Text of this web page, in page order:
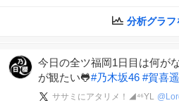
分析グラフ
今日の全ツ福岡1日目は何が
が観たい🐸#乃木坂46 #賀喜
ササミにアタリメ！◢⁴⁶YL @